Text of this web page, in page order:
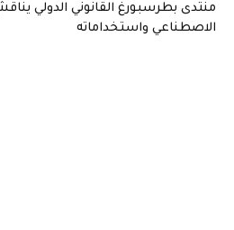
منتدى بطرسبورغ القانوني الدولي
الاصطناعي واستخداماته